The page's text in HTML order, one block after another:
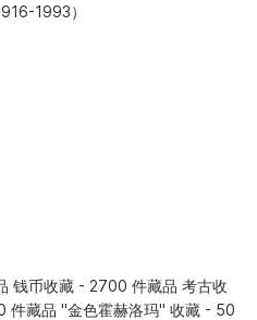
1993）
钱币收藏 - 2700 件藏品 考古收
藏品 "金色霍赫洛玛" 收藏 - 50